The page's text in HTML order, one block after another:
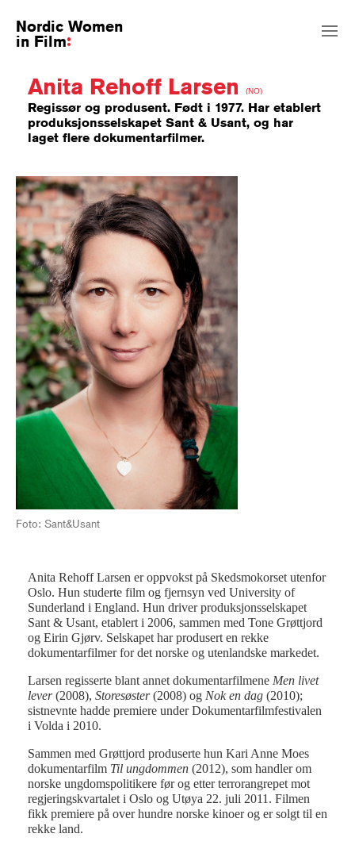
Nordic Women
in Film
Anita Rehoff Larsen (NO)
Regissør og produsent. Født i 1977. Har etablert
produksjonsselskapet Sant & Usant, og har
laget flere dokumentarfilmer.
Foto: Sant&Usant
Anita Rehoff Larsen er oppvokst på Skedsmokorset utenfor
Oslo. Hun studerte film og fjernsyn ved University of
Sunderland i England. Hun driver produksjonsselskapet
Sant & Usant, etablert i 2006, sammen med Tone Grøttjord
og Eirin Gjørv. Selskapet har produsert en rekke
dokumentarfilmer for det norske og utenlandske markedet.
Larsen regisserte blant annet dokumentarfilmene Men livet
lever(2008), Storesøster(2008) og Nok en dag (2010);
sistnevnte hadde premiere under Dokumentarfilmfestivalen
i Volda i 2010.
Sammen med Grøttjord produserte hun Kari Anne Moes
dokumentarfilm Til ungdommen (2012), som handler om
norske ungdomspolitikere før og etter terrorangrepet mot
regjeringskvartalet i Oslo og Utøya 22. juli 2011. Filmen
fikk premiere på over hundre norske kinoer og er solgt til en
rekke land.